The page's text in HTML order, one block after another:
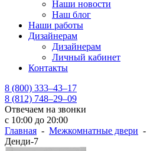
Наши новости
Наш блог
Наши работы
Дизайнерам
Дизайнерам
Личный кабинет
Контакты
8 (800) 333–43–17
8 (812) 748–29–09
Отвечаем на звонки
с 10:00 до 20:00
Главная - Межкомнатные двери -
Денди-7